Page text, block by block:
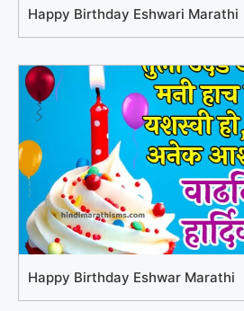
Happy Birthday Eshwari Marathi
Happy Birthday Eshwar Marathi